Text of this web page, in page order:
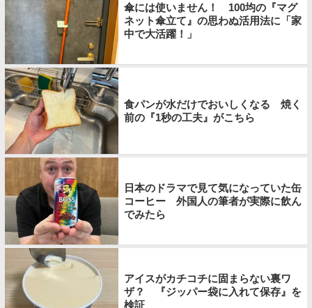
傘には使いません！ 100均の『マグ
ネット傘立て』の思わぬ活用法に「家
中で大活躍！」
食パンが水だけでおいしくなる 焼く
前の『1秒の工夫』がこちら
日本のドラマで見て気になっていた缶
コーヒー 外国人の筆者が実際に飲ん
でみたら
アイスがカチコチに固まらない裏ワ
ザ？ 『ジッパー袋に入れて保存』を
検証